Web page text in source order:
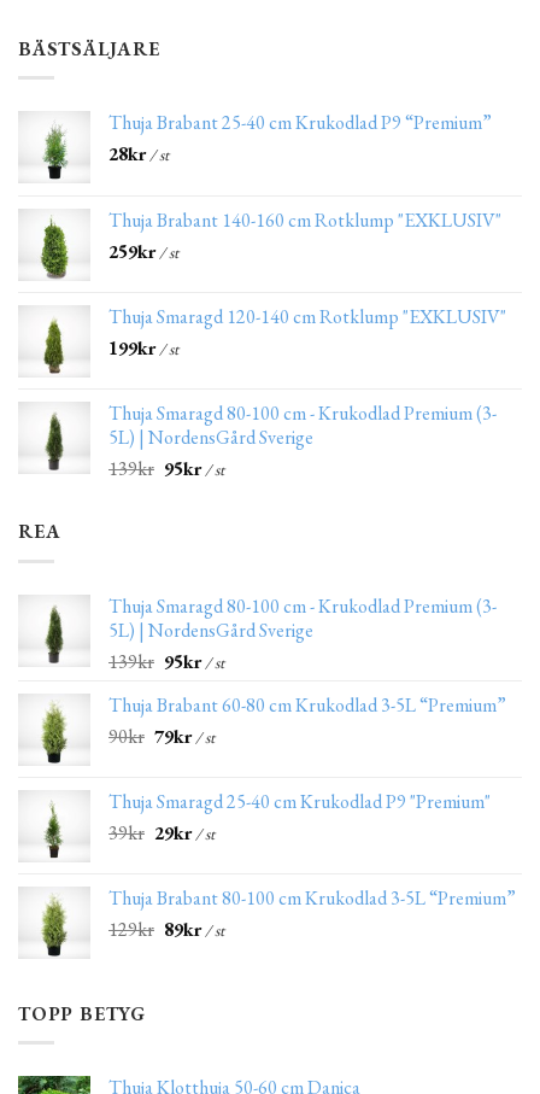
BÄSTSÄLJARE
Thuja Brabant 25-40 cm Krukodlad P9 “Premium”
28kr/ st
Thuja Brabant 140-160 cm Rotklump "EXKLUSIV"
259kr/ st
Thuja Smaragd 120-140 cm Rotklump "EXKLUSIV"
199kr/ st
Thuja Smaragd 80-100 cm - Krukodlad Premium (3-
5L) | NordensGård Sverige
139kr 95kr/ st
REA
Thuja Smaragd 80-100 cm - Krukodlad Premium (3-
5L) | NordensGård Sverige
139kr 95kr/ st
Thuja Brabant 60-80 cm Krukodlad 3-5L “Premium”
90kr 79kr/ st
Thuja Smaragd 25-40 cm Krukodlad P9 "Premium"
39kr 29kr/ st
Thuja Brabant 80-100 cm Krukodlad 3-5L “Premium”
129kr 89kr/ st
TOPP BETYG
Thuja Klotthuja 50-60 cm Danica